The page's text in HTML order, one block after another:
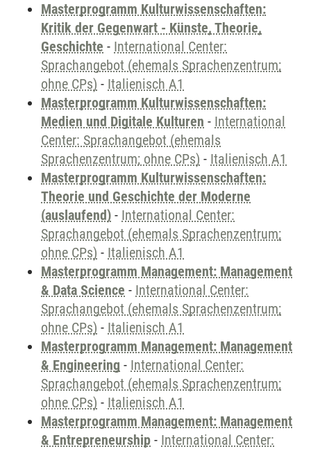
Masterprogramm Kulturwissenschaften:
Kritik der Gegenwart - Künste, Theorie,
Geschichte - International Center:
Sprachangebot (ehemals Sprachenzentrum;
ohne CPs) - Italienisch A1
Masterprogramm Kulturwissenschaften:
Medien und Digitale Kulturen - International
Center: Sprachangebot (ehemals
Sprachenzentrum; ohne CPs) - Italienisch A1
Masterprogramm Kulturwissenschaften:
Theorie und Geschichte der Moderne
(auslaufend) - International Center:
Sprachangebot (ehemals Sprachenzentrum;
ohne CPs) - Italienisch A1
Masterprogramm Management: Management
& Data Science - International Center:
Sprachangebot (ehemals Sprachenzentrum;
ohne CPs) - Italienisch A1
Masterprogramm Management: Management
& Engineering - International Center:
Sprachangebot (ehemals Sprachenzentrum;
ohne CPs) - Italienisch A1
Masterprogramm Management: Management
& Entrepreneurship - International Center: